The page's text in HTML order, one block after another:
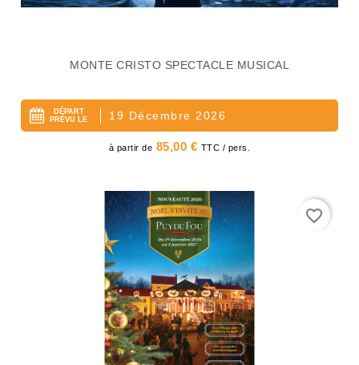
MONTE CRISTO SPECTACLE MUSICAL
DÉPART
PRÉVU LE
19 Décembre 2026
Prix
à partir de 85,00 € TTC / pers.
favorite_border